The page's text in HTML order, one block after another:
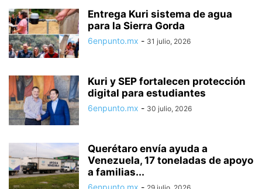
Entrega Kuri sistema de agua
para la Sierra Gorda
6enpunto.mx - 31 julio, 2026
Kuri y SEP fortalecen protección
digital para estudiantes
6enpunto.mx - 30 julio, 2026
Querétaro envía ayuda a
Venezuela, 17 toneladas de apoyo
a familias...
6enpunto.mx -